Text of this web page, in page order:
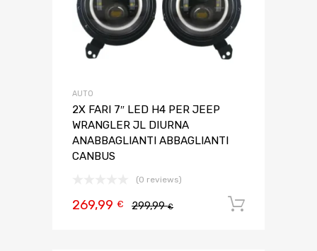
AUTO
2X FARI 7″ LED H4 PER JEEP
WRANGLER JL DIURNA
ANABBAGLIANTI ABBAGLIANTI
CANBUS
(0 reviews)
299,99€
269,99 €